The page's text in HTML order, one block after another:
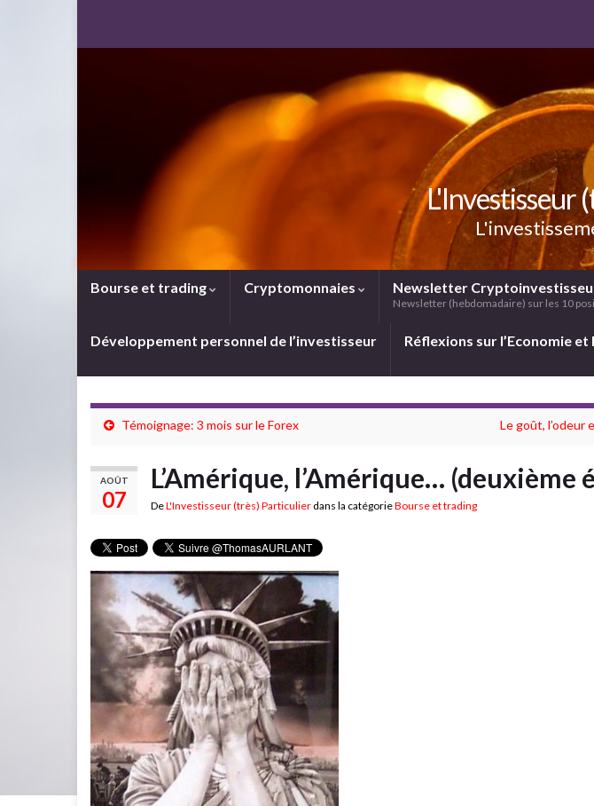
L'Investisseur
Bourse et trading Cryptomonnaies Newsletter
Newsletter (hebdomadaire) sur les 10
Développement personnel de l’investisseur Réflexions sur l’Economie et
Témoignage: 3 mois sur le Forex Le goût, l’odeur
AOÛT
07
L’Amérique, l’Amérique… (deuxième
DeL'Investisseur (très) Particulier dans la catégorieBourse et trading